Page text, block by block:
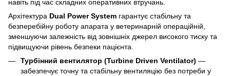
навіть під час складних оперативних втручань.
Архітектура Dual Power System гарантує стабільну та
безперебійну роботу апарата у ветеринарній операційній,
зменшуючи залежність від зовнішніх джерел високого тиску та
підвищуючи рівень безпеки пацієнта.
Турбінний вентилятор (Turbine Driven Ventilator) —
забезпечує точну та стабільну вентиляцію без потреби у